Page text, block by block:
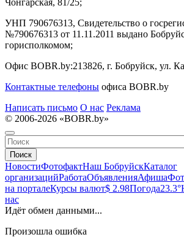
Чонгарская, 81/25;
УНП 790676313, Свидетельство о
№790676313 от 11.11.2011 выдано
горисполкомом;
Офис BOBR.by:213826, г. Бобруйск, ул.
Контактные телефоны офиса BOBR.by
Написать письмо О нас Реклама
© 2006-2026 «BOBR.by»
Поиск
НовостиФотофактНаш БобруйскКаталог
организацийРаботаОбъявленияАфиша
на порталеКурсы валют$ 2.98Погода23.3°
нас
Идёт обмен данными...
Произошла ошибка